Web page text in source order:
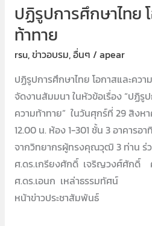
ปฏิรูปการศึกษาไทย
ท้าทาย
rsu,ข่าวอบรม,อื่นๆ / apear
ปฏิรูปการศึกษาไทย โอกาสและคว
จัดงานสัมมนา ในหัวข้อเรื่อง “ปฏิรู
ความท้าทาย” ในวันศุกร์ที่ 29 สิงห
12.00 น. ห้อง 1-301 ชั้น 3 อาคารอ
จากวิทยากรผู้ทรงคุณวุฒิ 3 ท่าน ร่
ศ.ดร.เกรียงศักดิ์ เจริญวงศ์ศักดิ์
ศ.ดร.เอนก เหล่าธรรมทัศ
หน้าข่าวประชาสัมพันธ์